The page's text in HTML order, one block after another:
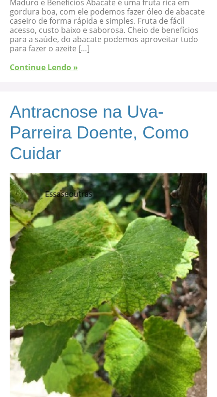
Maduro e Benefícios Abacate é uma fruta rica em
gordura boa, com ele podemos fazer óleo de abacate
caseiro de forma rápida e simples. Fruta de fácil
acesso, custo baixo e saborosa. Cheio de benefícios
para a saúde, do abacate podemos aproveitar tudo
para fazer o azeite […]
Continue Lendo »
Antracnose na Uva-
Parreira Doente, Como
Cuidar